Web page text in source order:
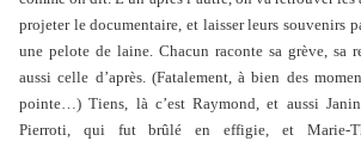
projeter le documentaire, et laisser leurs souvenirs
une pelote de laine. Chacun raconte sa grève, sa
aussi celle d’après. (Fatalement, à bien des
pointe…) Tiens, là c’est Raymond, et aussi
Pierroti, qui fut brûlé en effigie, et Marie-